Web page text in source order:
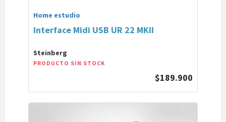
Home estudio
Interface Midi USB UR 22 MKII
Steinberg
PRODUCTO SIN STOCK
$189.900